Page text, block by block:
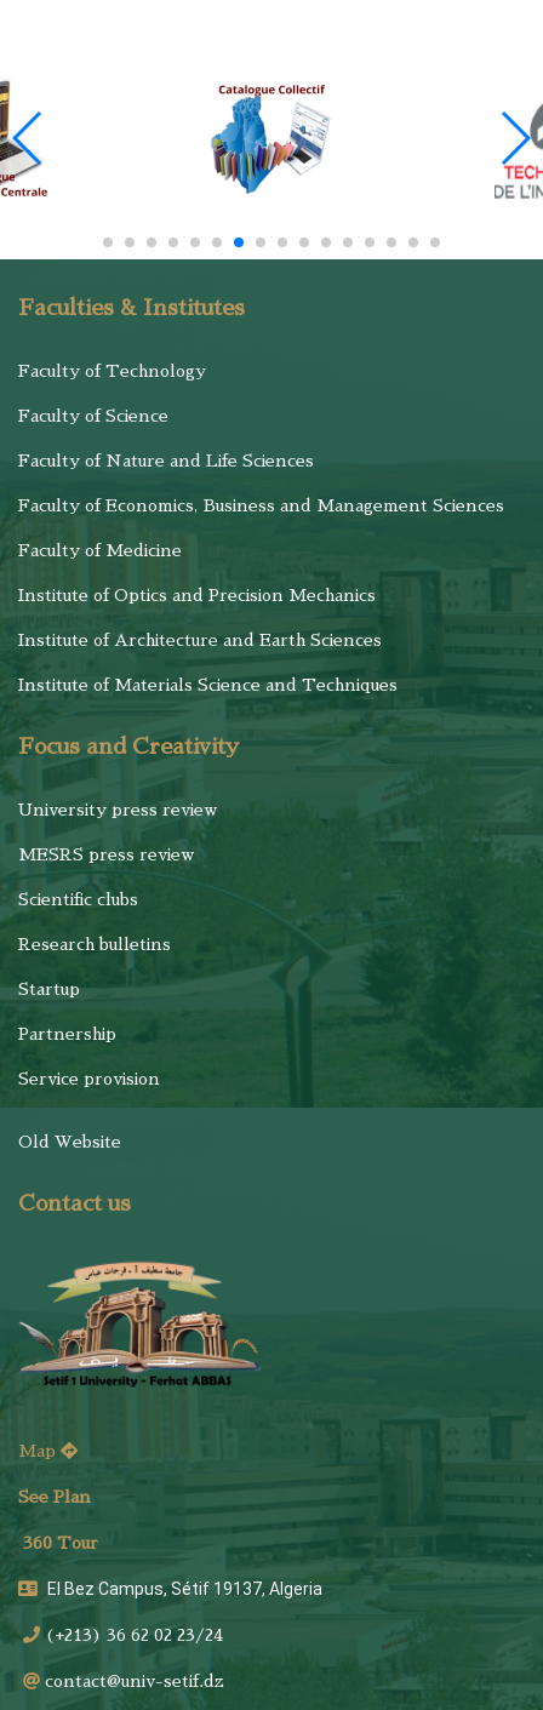
Faculties & Institutes
Faculty of Technology
Faculty of Science
Faculty of Nature and Life Sciences
Faculty of Economics, Business and Management Sciences
Faculty of Medicine
Institute of Optics and Precision Mechanics
Institute of Architecture and Earth Sciences
Institute of Materials Science and Techniques
Focus and Creativity
University press review
MESRS press review
Scientific clubs
Research bulletins
Startup
Partnership
Service provision
Old Website
Contact us
Map
See Plan
360 Tour
El Bez Campus, Sétif 19137, Algeria
(+213) 36 62 02 23/24
contact@univ-setif.dz